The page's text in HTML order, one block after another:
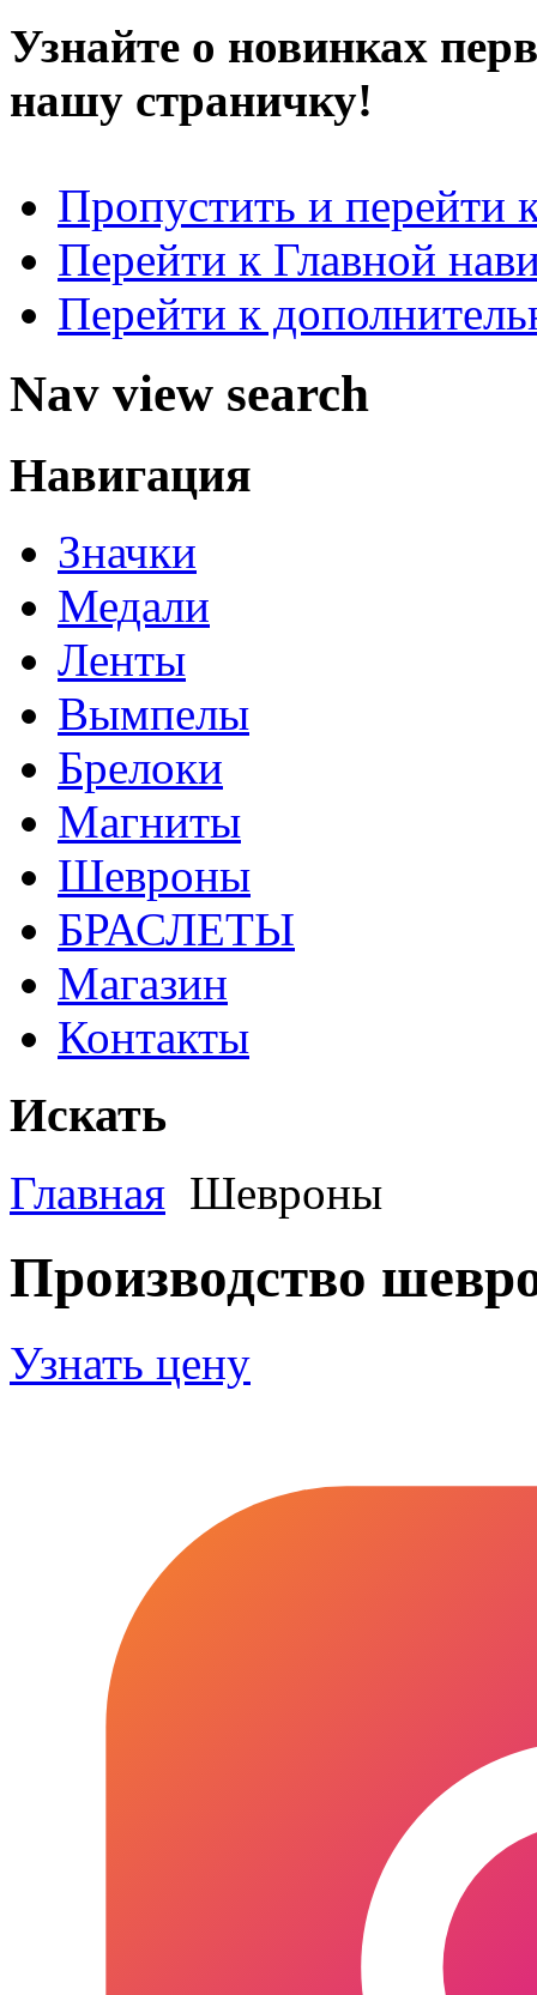
Узнайте о новинках
нашу страничку!
Пропустить и перейти
Перейти к Главной
Перейти к
Nav view search
Навигация
Значки
Медали
Ленты
Вымпелы
Брелоки
Магниты
Шевроны
БРАСЛЕТЫ
Магазин
Контакты
Искать
Главная Шевроны
Производство
Узнать цену